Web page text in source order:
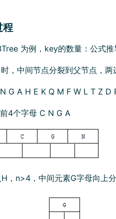
程
为例，key的数量：公
，中间节点分裂到父节点，两
G A H E K Q M F W L T Z D
4个字母 C N G A
，n>4，中间元素G字母向上